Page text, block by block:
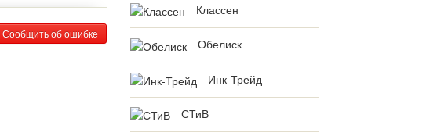
Сообщить об ошибке
Классен
Обелиск
Инк-Трейд
СТиВ